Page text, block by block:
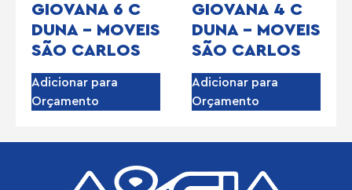
GIOVANA 6 C
DUNA – MOVEIS
SÃO CARLOS
Adicionar para
Orçamento
GIOVANA 4 C
DUNA – MOVEIS
SÃO CARLOS
Adicionar para
Orçamento